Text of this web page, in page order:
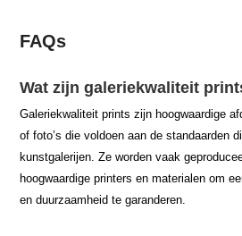
FAQs
Wat zijn galeriekwaliteit
Galeriekwaliteit prints zijn hoogwaardige
of foto’s die voldoen aan de standaarden
kunstgalerijen. Ze worden vaak
hoogwaardige printers en materialen om
en duurzaamheid te garanderen.